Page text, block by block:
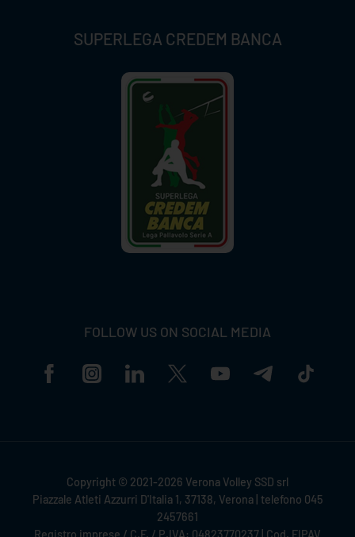
SUPERLEGA CREDEM BANCA
FOLLOW US ON SOCIAL MEDIA
Copyright © 2021-2026 Verona Volley SSD srl
Piazzale Atleti Azzurri D'Italia 1, 37138, Verona | telefono 045
2457661
Registro imprese / C.F. / P.IVA: 04823770237 | Cod. FIPAV